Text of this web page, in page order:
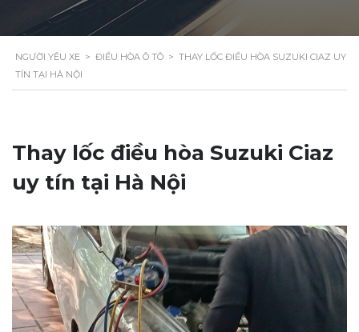
NGƯỜI YÊU XE > ĐIỀU HÒA Ô TÔ > THAY LỐC ĐIỀU HÒA SUZUKI CIAZ UY
TÍN TẠI HÀ NỘI
Thay lốc điều hòa Suzuki Ciaz
uy tín tại Hà Nội